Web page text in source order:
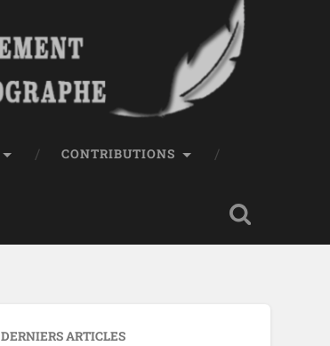
CONTRIBUTIONS
DERNIERS ARTICLES